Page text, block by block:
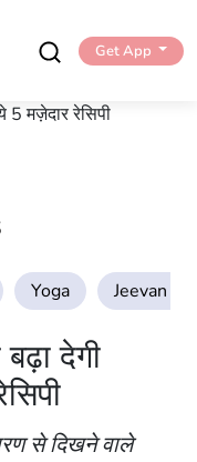
Get App
Yoga Jeevan
देगी
से दिखने वाले